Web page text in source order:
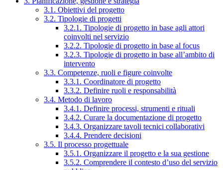
3.1. Obiettivi del progetto
3.2. Tipologie di progetti
3.2.1. Tipologie di progetto in base agli attori
coinvolti nel servizio
3.2.2. Tipologie di progetto in base al focus
3.2.3. Tipologie di progetto in base all’ambito di
intervento
3.3. Competenze, ruoli e figure coinvolte
3.3.1. Coordinatore di progetto
3.3.2. Definire ruoli e responsabilità
3.4. Metodo di lavoro
3.4.1. Definire processi, strumenti e rituali
3.4.2. Curare la documentazione di progetto
3.4.3. Organizzare tavoli tecnici collaborativi
3.4.4. Prendere decisioni
3.5. Il processo progettuale
3.5.1. Organizzare il progetto e la sua gestione
3.5.2. Comprendere il contesto d’uso del servizio